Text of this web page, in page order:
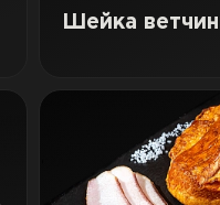
Шейка